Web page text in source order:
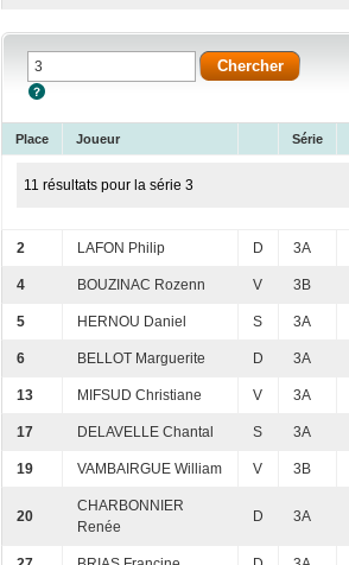
Place Joueur Série
11 résultats pour la série 3
2 LAFON Philip D 3A
4 BOUZINAC Rozenn V 3B
5 HERNOU Daniel S 3A
6 BELLOT Marguerite D 3A
13 MIFSUD Christiane V 3A
17 DELAVELLE Chantal S 3A
19 VAMBAIRGUE William V 3B
20
CHARBONNIER
Renée
D 3A